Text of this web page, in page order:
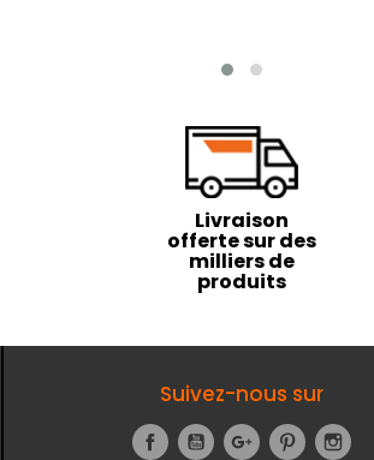
Livraison
offerte sur des
milliers de
produits
Suivez-nous sur
Facebook
YouTubeGoogle+